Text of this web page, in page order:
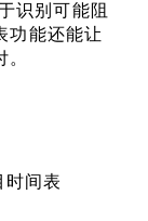
识别可能阻
功能还能让
时间表